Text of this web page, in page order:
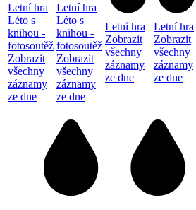
Letní hra
Léto s
knihou -
fotosoutěž
Zobrazit
všechny
záznamy
ze dne
Letní hra
Léto s
knihou -
fotosoutěž
Zobrazit
všechny
záznamy
ze dne
Letní hra
Zobrazit
všechny
záznamy
ze dne
Letní hra
Zobrazit
všechny
záznamy
ze dne